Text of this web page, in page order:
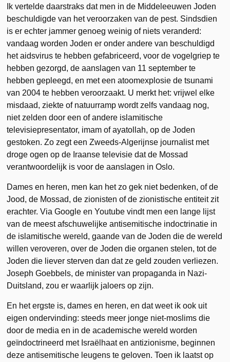
Ik vertelde daarstraks dat men in de Middeleeuwen Joden
beschuldigde van het veroorzaken van de pest. Sindsdien
is er echter jammer genoeg weinig of niets veranderd:
vandaag worden Joden er onder andere van beschuldigd
het aidsvirus te hebben gefabriceerd, voor de vogelgriep te
hebben gezorgd, de aanslagen van 11 september te
hebben gepleegd, en met een atoomexplosie de tsunami
van 2004 te hebben veroorzaakt. U merkt het: vrijwel elke
misdaad, ziekte of natuurramp wordt zelfs vandaag nog,
niet zelden door een of andere islamitische
televisiepresentator, imam of ayatollah, op de Joden
gestoken. Zo zegt een Zweeds-Algerijnse journalist met
droge ogen op de Iraanse televisie dat de Mossad
verantwoordelijk is voor de aanslagen in Oslo.
Dames en heren, men kan het zo gek niet bedenken, of de
Jood, de Mossad, de zionisten of de zionistische entiteit zit
erachter. Via Google en Youtube vindt men een lange lijst
van de meest afschuwelijke antisemitische indoctrinatie in
de islamitische wereld, gaande van de Joden die de wereld
willen veroveren, over de Joden die organen stelen, tot de
Joden die liever sterven dan dat ze geld zouden verliezen.
Joseph Goebbels, de minister van propaganda in Nazi-
Duitsland, zou er waarlijk jaloers op zijn.
En het ergste is, dames en heren, en dat weet ik ook uit
eigen ondervinding: steeds meer jonge niet-moslims die
door de media en in de academische wereld worden
geïndoctrineerd met Israëlhaat en antizionisme, beginnen
deze antisemitische leugens te geloven. Toen ik laatst op